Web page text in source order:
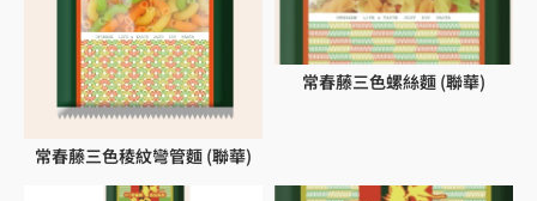
常春藤三色稜紋彎管麵 (聯華)
常春藤三色螺絲麵 (聯華)